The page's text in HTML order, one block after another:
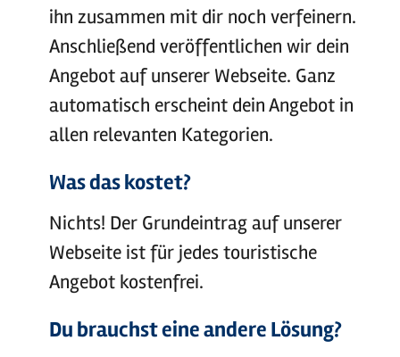
ihn zusammen mit dir noch verfeinern.
Anschließend veröffentlichen wir dein
Angebot auf unserer Webseite. Ganz
automatisch erscheint dein Angebot in
allen relevanten Kategorien.
Was das kostet?
Nichts! Der Grundeintrag auf unserer
Webseite ist für jedes touristische
Angebot kostenfrei.
Du brauchst eine andere Lösung?